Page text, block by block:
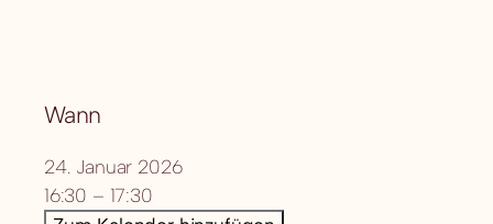
Wann
24. Januar 2026
16:30 – 17:30